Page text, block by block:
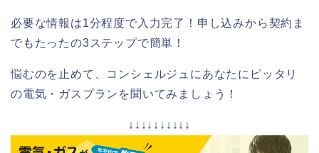
必要な情報は1分程度で入力完了！申し込みから契約ま
でもたったの3ステップで簡単！
悩むのを止めて、コンシェルジュにあなたにピッタリ
の電気・ガスプランを聞いてみましょう！
↓↓↓↓↓↓↓↓↓↓